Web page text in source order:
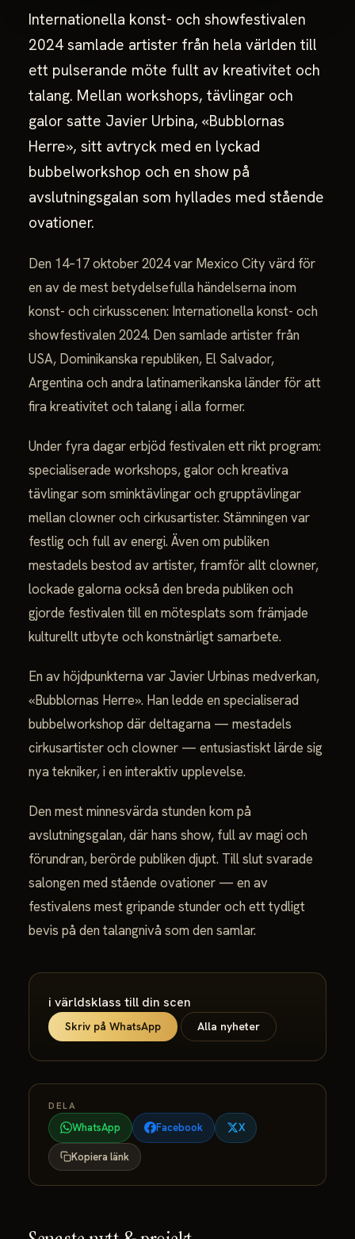
Internationella konst- och showfestivalen
2024 samlade artister från hela världen till
ett pulserande möte fullt av kreativitet och
talang. Mellan workshops, tävlingar och
galor satte Javier Urbina, «Bubblornas
Herre», sitt avtryck med en lyckad
bubbelworkshop och en show på
avslutningsgalan som hyllades med stående
ovationer.
Den 14–17 oktober 2024 var Mexico City värd för
en av de mest betydelsefulla händelserna inom
konst- och cirkusscenen: Internationella konst- och
showfestivalen 2024. Den samlade artister från
USA, Dominikanska republiken, El Salvador,
Argentina och andra latinamerikanska länder för att
fira kreativitet och talang i alla former.
Under fyra dagar erbjöd festivalen ett rikt program:
specialiserade workshops, galor och kreativa
tävlingar som sminktävlingar och grupptävlingar
mellan clowner och cirkusartister. Stämningen var
festlig och full av energi. Även om publiken
mestadels bestod av artister, framför allt clowner,
lockade galorna också den breda publiken och
gjorde festivalen till en mötesplats som främjade
kulturellt utbyte och konstnärligt samarbete.
En av höjdpunkterna var Javier Urbinas medverkan,
«Bubblornas Herre». Han ledde en specialiserad
bubbelworkshop där deltagarna — mestadels
cirkusartister och clowner — entusiastiskt lärde sig
nya tekniker, i en interaktiv upplevelse.
Den mest minnesvärda stunden kom på
avslutningsgalan, där hans show, full av magi och
förundran, berörde publiken djupt. Till slut svarade
salongen med stående ovationer — en av
festivalens mest gripande stunder och ett tydligt
bevis på den talangnivå som den samlar.
i världsklass till din scen
Skriv på WhatsApp Alla nyheter
DELA
WhatsApp Facebook X
Kopiera länk